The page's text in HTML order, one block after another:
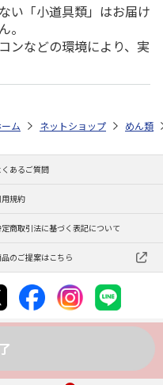
い「小道具類」はお届け
。
ンなどの環境により、実
ト特集 2026 ゆうゆうギフト
ム ネットショップ めん類
くあるご質問
規約
商取引法に基づく表記について
のご提案はこちら